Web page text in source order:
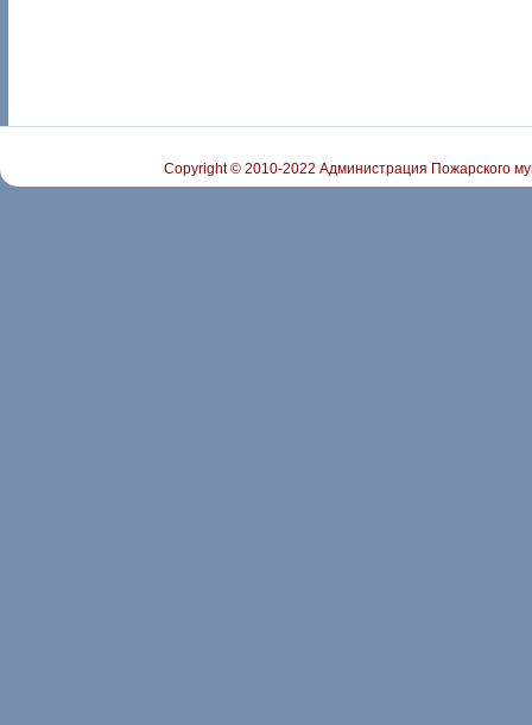
Copyright © 2010-2022 Администрация Пожарского